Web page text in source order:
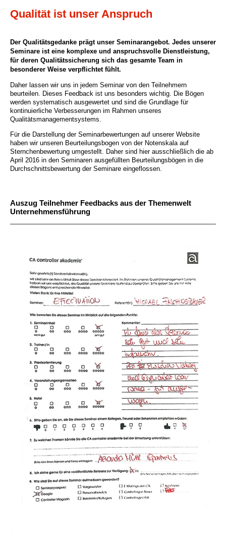
Qualität ist unser Anspruch
Der Qualitätsgedanke prägt unser Seminarangebot. Jedes unserer
Seminare ist eine komplexe und anspruchsvolle Dienstleistung,
für deren Qualitätssicherung sich das gesamte Team in
besonderer Weise verpflichtet fühlt.
Daher lassen wir uns in jedem Seminar von den Teilnehmern
beurteilen. Dieses Feedback ist uns besonders wichtig. Die Bögen
werden systematisch ausgewertet und sind die Grundlage für
kontinuierliche Verbesserungen im Rahmen unseres
Qualitätsmanagementsystems.
Für die Darstellung der Seminarbewertungen auf unserer Website
haben wir unseren Beurteilungsbogen von der Notenskala auf
Sternchenbewertung umgestellt. Daher sind hier ausschließlich die ab
April 2016 in den Seminaren ausgefüllten Beurteilungsbögen in die
Durchschnittsbewertung der Seminare eingeflossen.
Auszug Teilnehmer Feedbacks aus der Themenwelt
Unternehmensführung